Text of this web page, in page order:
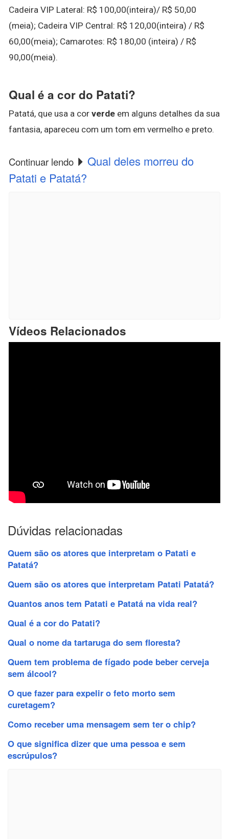
Cadeira VIP Lateral: R$ 100,00(inteira)/ R$ 50,00
(meia); Cadeira VIP Central: R$ 120,00(inteira) / R$
60,00(meia); Camarotes: R$ 180,00 (inteira) / R$
90,00(meia).
Qual é a cor do Patati?
Patatá, que usa a cor verde em alguns detalhes da sua
fantasia, apareceu com um tom em vermelho e preto.
Continuar lendo
Qual deles morreu do
Patati e Patatá?
Vídeos Relacionados
Dúvidas relacionadas
Quem são os atores que interpretam o Patati e
Patatá?
Quem são os atores que interpretam Patati Patatá?
Quantos anos tem Patati e Patatá na vida real?
Qual é a cor do Patati?
Qual o nome da tartaruga do sem floresta?
Quem tem problema de fígado pode beber cerveja
sem álcool?
O que fazer para expelir o feto morto sem
curetagem?
Como receber uma mensagem sem ter o chip?
O que significa dizer que uma pessoa e sem
escrúpulos?